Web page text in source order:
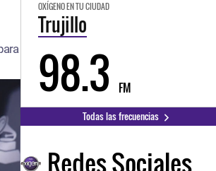
OXÍGENO EN TU CIUDAD
Trujillo
98.3 FM
Todas las frecuencias
Redes Sociales